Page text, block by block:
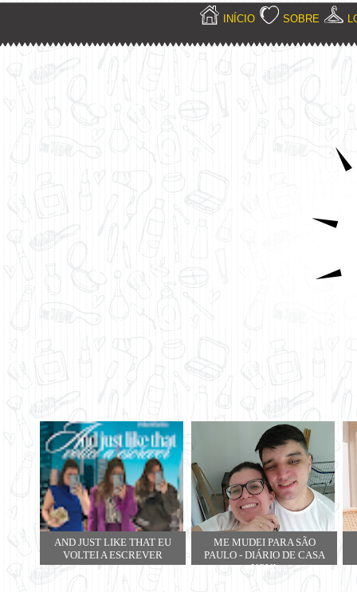
INÍCIO SOBRE
AND JUST LIKE THAT EU
VOLTEI A ESCREVER
ME MUDEI PARA SÃO
PAULO - DIÁRIO DE CASA
NOVA